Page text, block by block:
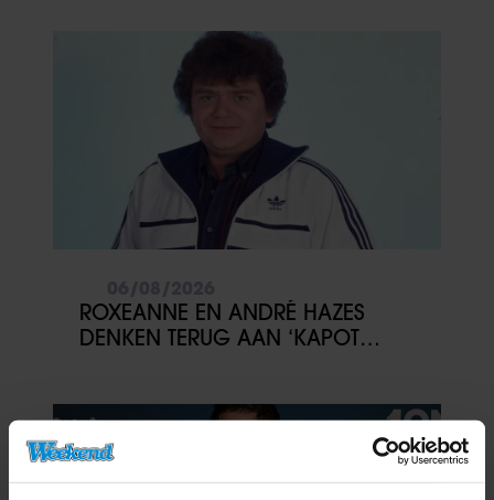
ROXEANNE EN ANDRÉ HAZES
DENKEN TERUG AAN ‘KAPOT